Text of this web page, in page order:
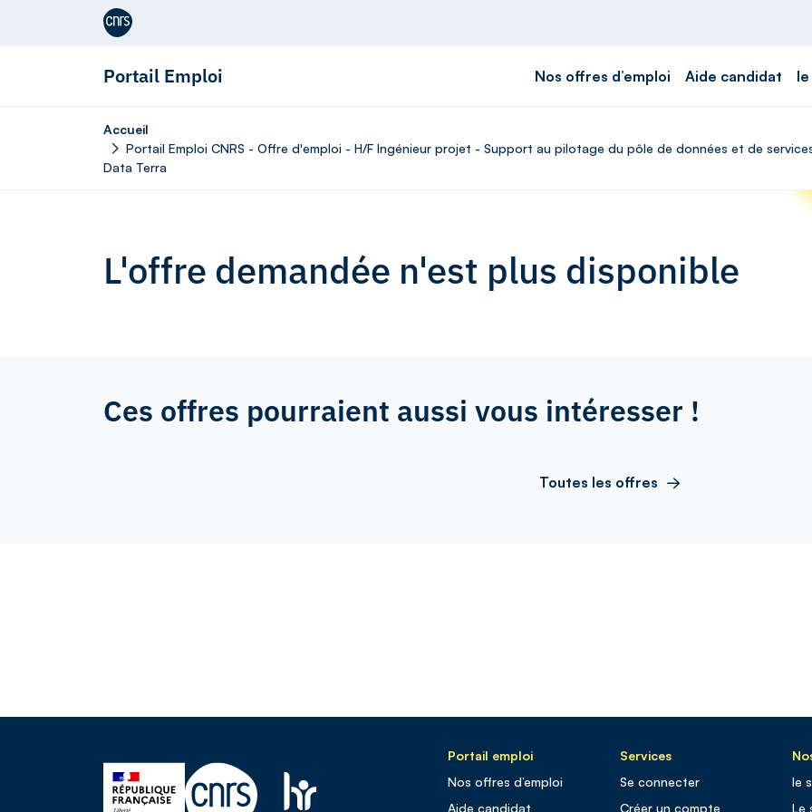
Aller au contenu
Portail Emploi Nos offres d’emploi Aide candidat
Accueil
Portail Emploi CNRS - Offre d'emploi - H/F Ingénieur projet - Support au pilotage du pôle de données et de
Data Terra
L'offre demandée n'est plus disponible
Ces offres pourraient aussi vous intéresser !
Toutes les offres
Portail emploi
Nos offres d’emploi
Aide candidat
Services
Se connecter
Créer un compte
le
Le